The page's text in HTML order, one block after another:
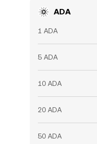
ADA
1 ADA
5 ADA
10 ADA
20 ADA
50 ADA